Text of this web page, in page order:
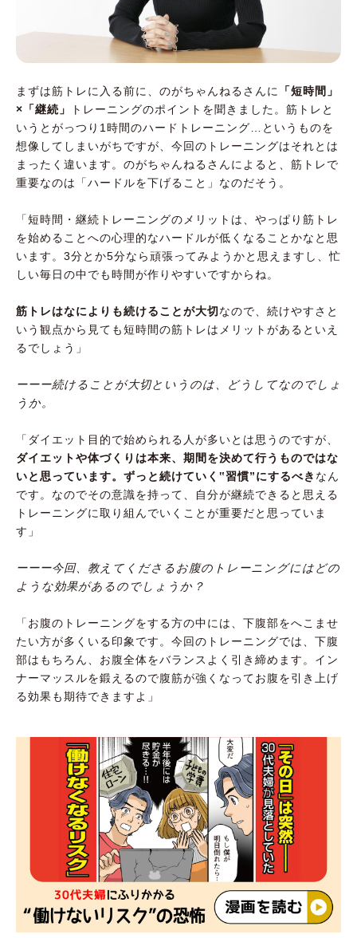
まずは筋トレに入る前に、のがちゃんねるさんに
「短時間」
×「継続」
トレーニングのポイントを聞きました。筋トレと
いうとがっつり1時間のハードトレーニング…というものを
想像してしまいがちですが、今回のトレーニングはそれとは
まったく違います。のがちゃんねるさんによると、筋トレで
重要なのは「ハードルを下げること」なのだそう。
「短時間・継続トレーニングのメリットは、やっぱり筋トレ
を始めることへの心理的なハードルが低くなることかなと思
います。3分とか5分なら頑張ってみようかと思えますし、忙
しい毎日の中でも時間が作りやすいですからね。
筋トレはなによりも続けることが大切なので、続けやすさと
いう観点から見ても短時間の筋トレはメリットがあるといえ
るでしょう」
ーーー続けることが大切というのは、どうしてなのでしょ
うか。
「ダイエット目的で始められる人が多いとは思うのですが、
ダイエットや体づくりは本来、期間を決めて行うものではな
いと思っています。ずっと続けていく‟習慣”にするべき なん
です。なのでその意識を持って、自分が継続できると思える
トレーニングに取り組んでいくことが重要だと思っていま
す」
ーーー今回、教えてくださるお腹のトレーニングにはどの
ような効果があるのでしょうか？
「お腹のトレーニングをする方の中には、下腹部をへこませ
たい方が多くいる印象です。今回のトレーニングでは、下腹
部はもちろん、お腹全体をバランスよく引き締めます。イン
ナーマッスルを鍛えるので腹筋が強くなってお腹を引き上げ
る効果も期待できますよ」